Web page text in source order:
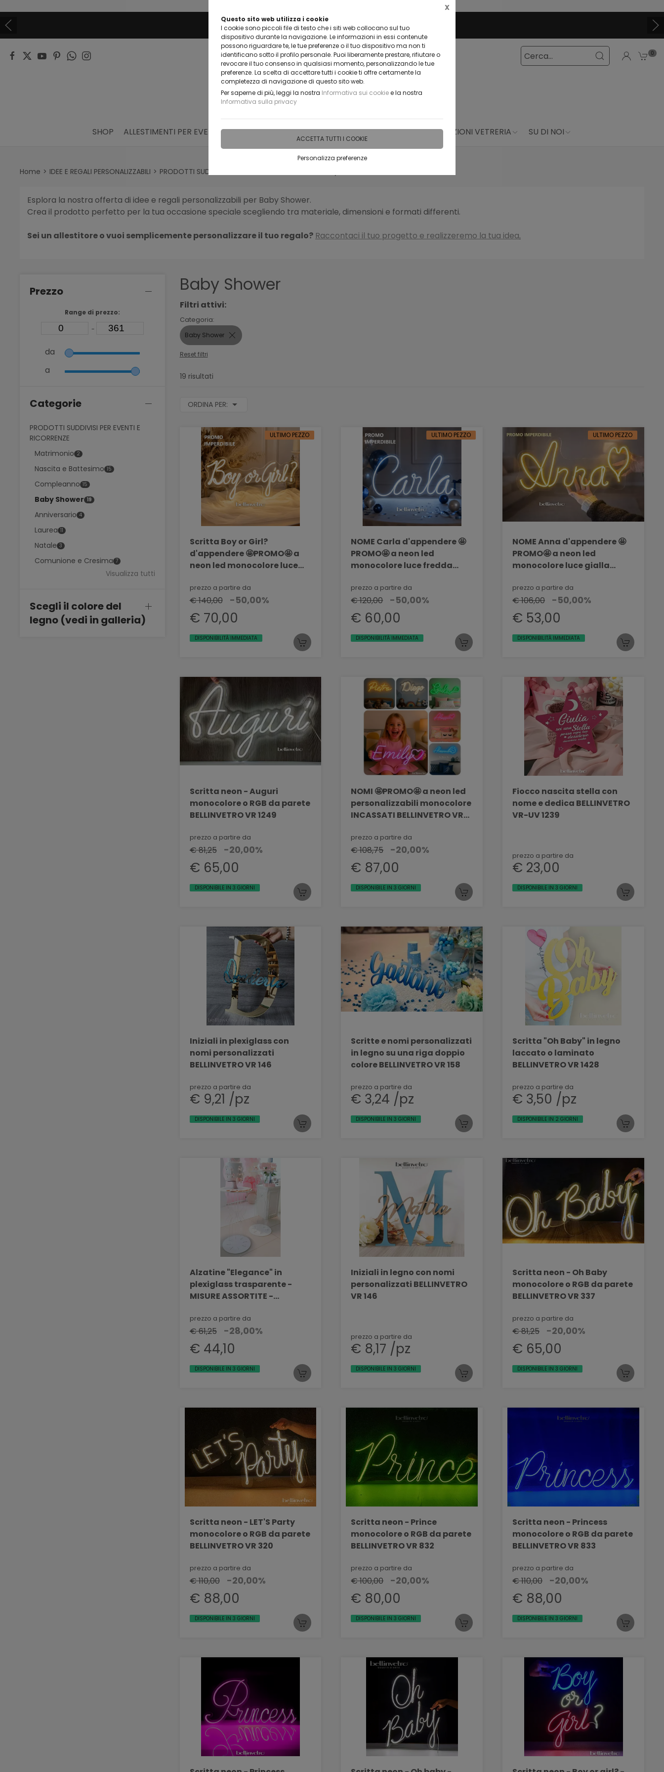
Questo sito web utilizza i cookie
I cookie sono piccoli file di testo che i siti web collocano sul tuo
dispositivo durante la navigazione. Le informazioni in essi contenute
possono riguardare te, le tue preferenze o il tuo dispositivo ma non ti
identificano sotto il profilo personale. Puoi liberamente prestare, rifiutare o
revocare il tuo consenso in qualsiasi momento, personalizzando le tue
preferenze. La scelta di accettare tutti i cookie ti offre certamente la
completezza di navigazione di questo sito web.
Per saperne di più, leggi la nostra Informativa sui cookiee la nostra
Informativa sulla privacy
ACCETTA TUTTI I COOKIE
Personalizza preferenze
X
VUOI DIVENTARE UN NOSTRO RIVENDITORE?
0
SHOP ALLESTIMENTI PER EVENTI IDEE PERSONALIZZABILI RECENSIONI HORECA PRODUZIONI VETRERIA SU DI NOI
Home IDEE E REGALI PERSONALIZZABILI PRODOTTI SUDDIVISI PER EVENTI E RICORRENZE
Esplora la nostra offerta di idee e regali personalizzabili per Baby Shower.
Crea il prodotto perfetto per la tua occasione speciale scegliendo tra materiale, dimensioni e formati differenti.
Sei un allestitore o vuoi semplicemente personalizzare il tuo regalo? Raccontaci il tuo progetto e realizzeremo la tua idea.
Prezzo
Range di prezzo:
-
da
a
Categorie
PRODOTTI SUDDIVISI PER EVENTI E
RICORRENZE
Matrimonio 2
Nascita e Battesimo 15
Compleanno 15
Baby Shower 19
Anniversario 4
Laurea 11
Natale 3
Comunione e Cresima 7
Visualizza tutti
Scegli il colore del
legno (vedi in galleria)
Baby Shower
Filtri attivi:
Categoria:
Baby Shower
Reset filtri
19 risultati
ORDINA PER:
ULTIMO PEZZO
Scritta Boy or Girl?
d'appendere 🤩PROMO🤩 a
neon led monocolore luce
- PROMO 04
prezzo a partire da
€ 140,00 -50,00%
€ 70,00
DISPONIBILITÀ IMMEDIATA
ULTIMO PEZZO
NOME Carla d'appendere 🤩
PROMO🤩 a neon led
monocolore luce fredda
03
prezzo a partire da
€ 120,00 -50,00%
€ 60,00
DISPONIBILITÀ IMMEDIATA
ULTIMO PEZZO
NOME Anna d'appendere 🤩
PROMO🤩 a neon led
monocolore luce gialla
02
prezzo a partire da
€ 106,00 -50,00%
€ 53,00
DISPONIBILITÀ IMMEDIATA
Scritta neon - Auguri
monocolore o RGB da parete
BELLINVETRO VR 1249
prezzo a partire da
€ 81,25 -20,00%
€ 65,00
DISPONIBILE IN 3 GIORNI
NOMI 🤩PROMO🤩 a neon led
personalizzabili monocolore
INCASSATI BELLINVETRO VR
prezzo a partire da
€ 108,75 -20,00%
€ 87,00
DISPONIBILE IN 3 GIORNI
Fiocco nascita stella con
nome e dedica BELLINVETRO
VR-UV 1239
prezzo a partire da
€ 23,00
DISPONIBILE IN 3 GIORNI
Iniziali in plexiglass con
nomi personalizzati
BELLINVETRO VR 146
prezzo a partire da
€ 9,21 /pz
DISPONIBILE IN 3 GIORNI
Scritte e nomi personalizzati
in legno su una riga doppio
colore BELLINVETRO VR 158
prezzo a partire da
€ 3,24 /pz
DISPONIBILE IN 3 GIORNI
Scritta "Oh Baby" in legno
laccato o laminato
BELLINVETRO VR 1428
prezzo a partire da
€ 3,50 /pz
DISPONIBILE IN 2 GIORNI
Alzatine "Elegance" in
plexiglass trasparente -
MISURE ASSORTITE -
prezzo a partire da
€ 61,25 -28,00%
€ 44,10
DISPONIBILE IN 3 GIORNI
Iniziali in legno con nomi
personalizzati BELLINVETRO
VR 146
prezzo a partire da
€ 8,17 /pz
DISPONIBILE IN 3 GIORNI
Scritta neon - Oh Baby
monocolore o RGB da parete
BELLINVETRO VR 337
prezzo a partire da
€ 81,25 -20,00%
€ 65,00
DISPONIBILE IN 3 GIORNI
Scritta neon - LET'S Party
monocolore o RGB da parete
BELLINVETRO VR 320
prezzo a partire da
€ 110,00 -20,00%
€ 88,00
DISPONIBILE IN 3 GIORNI
Scritta neon - Prince
monocolore o RGB da parete
BELLINVETRO VR 832
prezzo a partire da
€ 100,00 -20,00%
€ 80,00
DISPONIBILE IN 3 GIORNI
Scritta neon - Princess
monocolore o RGB da parete
BELLINVETRO VR 833
prezzo a partire da
€ 110,00 -20,00%
€ 88,00
DISPONIBILE IN 3 GIORNI